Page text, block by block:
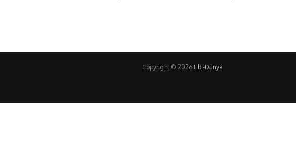
Copyright © 2026 Ebi-Dünya